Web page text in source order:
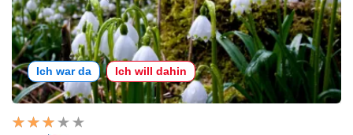
Ich war da Ich will dahin